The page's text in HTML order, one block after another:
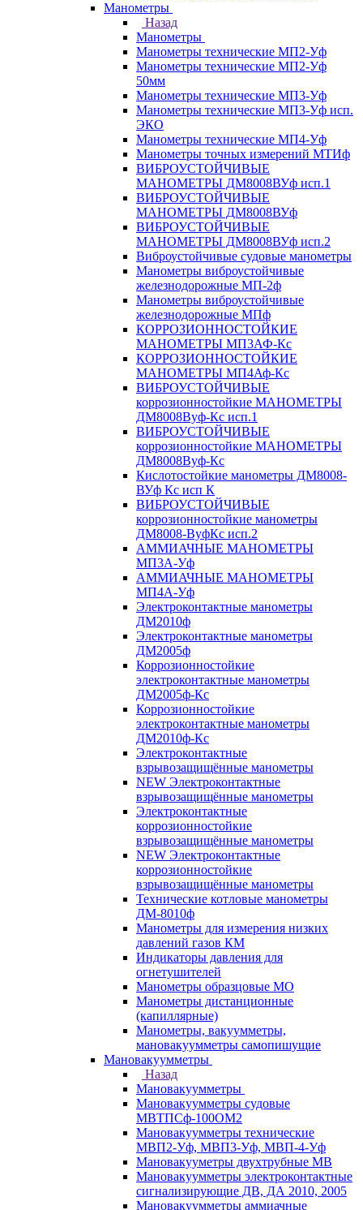
Манометры
Назад
Манометры
Манометры технические МП2-Уф
Манометры технические МП2-Уф
50мм
Манометры технические МП3-Уф
Манометры технические МП3-Уф исп.
ЭКО
Манометры технические МП4-Уф
Манометры точных измерений МТИф
ВИБРОУСТОЙЧИВЫЕ
МАНОМЕТРЫ ДМ8008ВУф исп.1
ВИБРОУСТОЙЧИВЫЕ
МАНОМЕТРЫ ДМ8008ВУф
ВИБРОУСТОЙЧИВЫЕ
МАНОМЕТРЫ ДМ8008ВУф исп.2
Виброустойчивые судовые манометры
Манометры виброустойчивые
железнодорожные МП-2ф
Манометры виброустойчивые
железнодорожные МПф
КОРРОЗИОННОСТОЙКИЕ
МАНОМЕТРЫ МП3АФ-Кс
КОРРОЗИОННОСТОЙКИЕ
МАНОМЕТРЫ МП4Аф-Кс
ВИБРОУСТОЙЧИВЫЕ
коррозионностойкие МАНОМЕТРЫ
ДМ8008Вуф-Кс исп.1
ВИБРОУСТОЙЧИВЫЕ
коррозионностойкие МАНОМЕТРЫ
ДМ8008Вуф-Кс
Кислотостойкие манометры ДМ8008-
ВУф Кс исп К
ВИБРОУСТОЙЧИВЫЕ
коррозионностойкие манометры
ДМ8008-ВуфКс исп.2
АММИАЧНЫЕ МАНОМЕТРЫ
МП3А-Уф
АММИАЧНЫЕ МАНОМЕТРЫ
МП4А-Уф
Электроконтактные манометры
ДМ2010ф
Электроконтактные манометры
ДМ2005ф
Коррозионностойкие
электроконтактные манометры
ДМ2005ф-Кс
Коррозионностойкие
электроконтактные манометры
ДМ2010ф-Кс
Электроконтактные
взрывозащищённые манометры
NEW Электроконтактные
взрывозащищённые манометры
Электроконтактные
коррозионностойкие
взрывозащищённые манометры
NEW Электроконтактные
коррозионностойкие
взрывозащищённые манометры
Технические котловые манометры
ДМ-8010ф
Манометры для измерения низких
давлений газов КМ
Индикаторы давления для
огнетушителей
Манометры образцовые МО
Манометры дистанционные
(капиллярные)
Манометры, вакуумметры,
мановакуумметры самопишущие
Мановакуумметры
Назад
Мановакуумметры
Мановакуумметры судовые
МВТПСф-100ОМ2
Мановакуумметры технические
МВП2-Уф, МВП3-Уф, МВП-4-Уф
Мановакууметры двухтрубные МВ
Мановакуумметры электроконтактные
сигнализирующие ДВ, ДА 2010, 2005
Мановакуумметры аммиачные